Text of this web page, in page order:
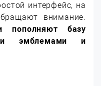
интерфейс, на
внимание.
пополняют базу
эмблемами и